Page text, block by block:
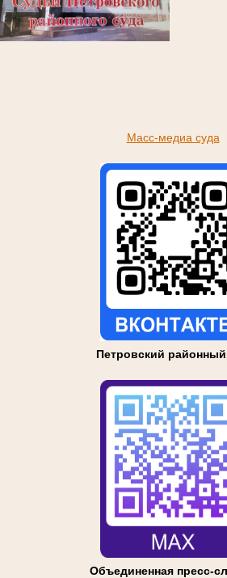
Масс-медиа суда
Петровский
Объединенная пресс-